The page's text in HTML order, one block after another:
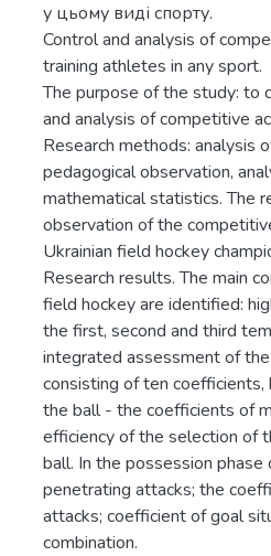
у цьому виді спорту.
Control and analysis of
training athletes in any sport.
The purpose of the study: to
and analysis of competitive
Research methods: analysis
pedagogical observation,
mathematical statistics. The
observation of the
Ukrainian field hockey
Research results. The main
field hockey are identified:
the first, second and third
integrated assessment of
consisting of ten
the ball - the coefficients of
efficiency of the selection of
ball. In the possession
penetrating attacks; the
attacks; coefficient of goal
combination.